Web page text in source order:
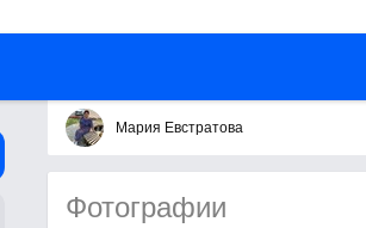
Мария Евстратова
Фотографии